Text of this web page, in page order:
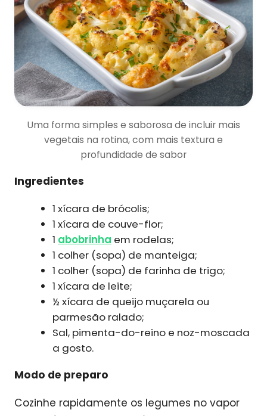
Uma forma simples e saborosa de incluir mais
vegetais na rotina, com mais textura e
profundidade de sabor
Ingredientes
1 xícara de brócolis;
1 xícara de couve-flor;
1 abobrinha em rodelas;
1 colher (sopa) de manteiga;
1 colher (sopa) de farinha de trigo;
1 xícara de leite;
½ xícara de queijo muçarela ou
parmesão ralado;
Sal, pimenta-do-reino e noz-moscada
a gosto.
Modo de preparo
Cozinhe rapidamente os legumes no vapor